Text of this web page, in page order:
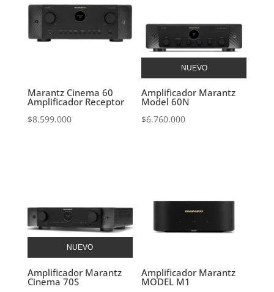
Marantz Cinema 60
Amplificador Receptor
$8.599.000
NUEVO
Amplificador Marantz
Model 60N
$6.760.000
NUEVO
Amplificador Marantz
Cinema 70S
Amplificador Marantz
MODEL M1